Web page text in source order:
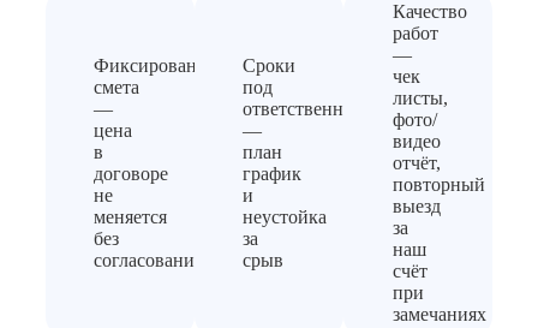
Фиксированная
смета
—
цена
в
договоре
не
меняется
без
согласования
Сроки
под
ответственность
—
план
график
и
неустойка
за
срыв
Качество
работ
—
чек
листы,
фото/
видео
отчёт,
повторный
выезд
за
наш
счёт
при
замечаниях